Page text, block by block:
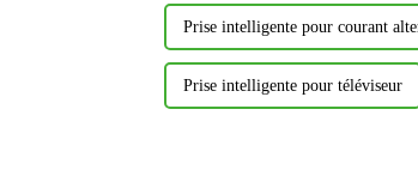
Prise intelligente pour courant
Prise intelligente pour téléviseur